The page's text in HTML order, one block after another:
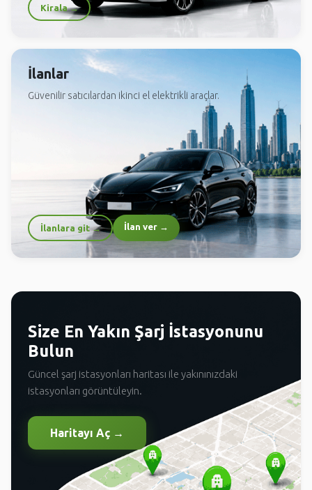
Kirala →
İlanlar
Güvenilir satıcılardan ikinci el elektrikli araçlar.
İlanlara git → İlan ver →
Size En Yakın Şarj İstasyonunu
Bulun
Güncel şarj istasyonları haritası ile yakınınızdaki
istasyonları görüntüleyin.
Haritayı Aç →